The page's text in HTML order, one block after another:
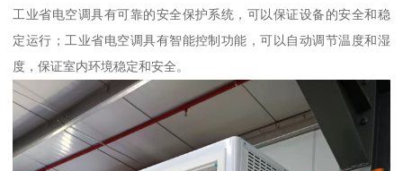
工业省电空调具有可靠的安全保护系统，可以保证设备的安全和稳
定运行；工业省电空调具有智能控制功能，可以自动调节温度和湿
度，保证室内环境稳定和安全。